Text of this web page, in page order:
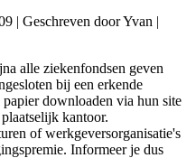
| Geschreven door Yvan |
alle ziekenfondsen geven
bij een erkende
downloaden via hun site
kantoor.
of werkgeversorganisatie's
Informeer je dus